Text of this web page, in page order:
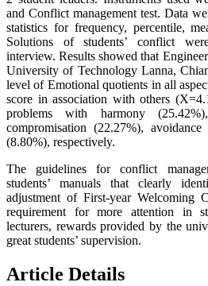
and Conflict management test. Data
statistics for frequency, percentile,
Solutions of students’ conflict
interview. Results showed that
University of Technology Lanna,
level of Emotional quotients in all
score in association with others
problems with harmony
compromisation (22.27%),
(8.80%), respectively.
The guidelines for conflict
students’ manuals that clearly
adjustment of First-year Welcoming
requirement for more attention in
lecturers, rewards provided by the
great students’ supervision.
Article Details